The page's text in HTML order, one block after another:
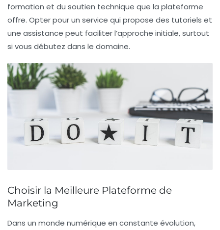
formation et du soutien technique que la plateforme
offre. Opter pour un service qui propose des tutoriels et
une assistance peut faciliter l’approche initiale, surtout
si vous débutez dans le domaine.
Choisir la Meilleure Plateforme de
Marketing
Dans un monde numérique en constante évolution,